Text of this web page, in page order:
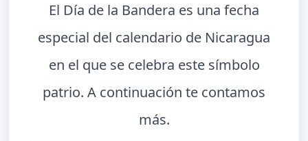
El Día de la Bandera es una fecha
especial del calendario de Nicaragua
en el que se celebra este símbolo
patrio. A continuación te contamos
más.